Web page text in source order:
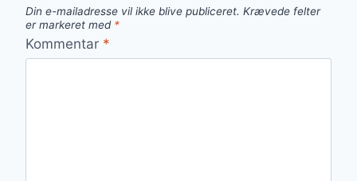
Din e-mailadresse vil ikke blive publiceret. Krævede felter
er markeret med *
Kommentar *